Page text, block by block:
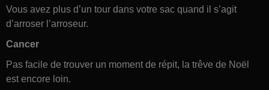
Vous avez plus d’un tour dans votre sac quand il s’agit
d’arroser l’arroseur.
Cancer
Pas facile de trouver un moment de répit, la trêve de Noël
est encore loin.